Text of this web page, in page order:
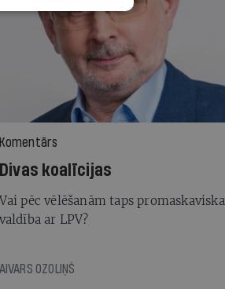
Komentārs
Divas koalīcijas
Vai pēc vēlēšanām taps promaskaviska
valdība ar LPV?
AIVARS OZOLIŅŠ